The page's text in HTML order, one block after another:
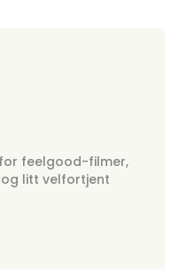
feelgood-filmer,
litt velfortjent